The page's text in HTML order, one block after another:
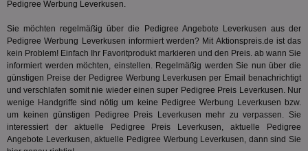
Pedigree Werbung Leverkusen.
Sie möchten regelmäßig über die Pedigree Angebote Leverkusen aus der
Pedigree Werbung Leverkusen informiert werden? Mit Aktionspreis.de ist das
kein Problem! Einfach Ihr Favoritprodukt markieren und den Preis. ab wann Sie
informiert werden möchten, einstellen. Regelmäßig werden Sie nun über die
günstigen Preise der Pedigree Werbung Leverkusen per Email benachrichtigt
und verschlafen somit nie wieder einen super Pedigree Preis Leverkusen. Nur
wenige Handgriffe sind nötig um keine Pedigree Werbung Leverkusen bzw.
um keinen günstigen Pedigree Preis Leverkusen mehr zu verpassen. Sie
interessiert der aktuelle Pedigree Preis Leverkusen, aktuelle Pedigree
Angebote Leverkusen, aktuelle Pedigree Werbung Leverkusen, dann sind Sie
wird,
hilft
und
pi
TradeTracker
1 Tag
.yahoo.com
tt_viewer
Teads B.V.
.teads.tv
12 Monate 4
adx_ts
ORTEC B.V.
.optinadserving.com
1 Jahr